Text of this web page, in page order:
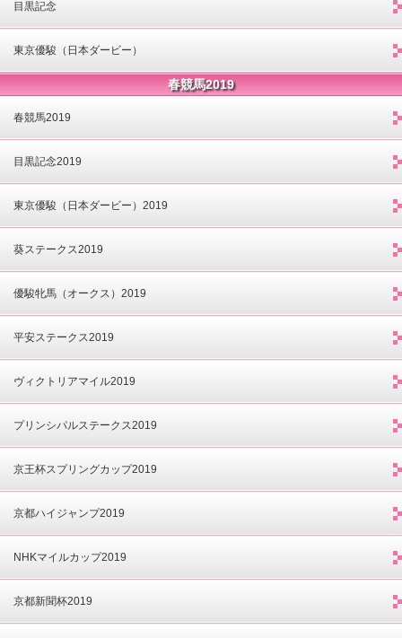
目黒記念
東京優駿（日本ダービー）
春競馬2019
春競馬2019
目黒記念2019
東京優駿（日本ダービー）2019
葵ステークス2019
優駿牝馬（オークス）2019
平安ステークス2019
ヴィクトリアマイル2019
プリンシパルステークス2019
京王杯スプリングカップ2019
京都ハイジャンプ2019
NHKマイルカップ2019
京都新聞杯2019